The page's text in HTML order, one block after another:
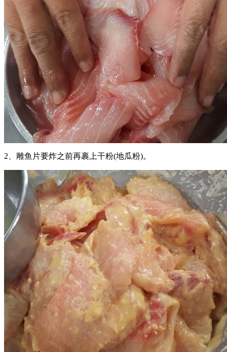
2、雕鱼片要炸之前再裹上干粉(地瓜粉)。